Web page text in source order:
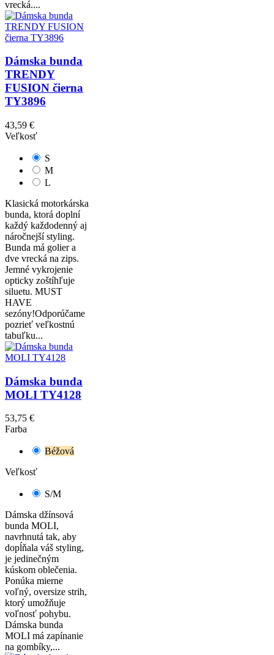
vrecká....
Dámska bunda
TRENDY
FUSION čierna
TY3896
43,59 €
Veľkosť
S
M
L
Klasická motorkárska
bunda, ktorá doplní
každý každodenný aj
náročnejší styling.
Bunda má golier a
dve vrecká na zips.
Jemné vykrojenie
opticky zoštíhľuje
siluetu. MUST
HAVE
sezóny!Odporúčame
pozrieť veľkostnú
tabuľku...
Dámska bunda
MOLI TY4128
53,75 €
Farba
Béžová
Veľkosť
S/M
Dámska džínsová
bunda MOLI,
navrhnutá tak, aby
dopĺňala váš styling,
je jedinečným
kúskom oblečenia.
Ponúka mierne
voľný, oversize strih,
ktorý umožňuje
voľnosť pohybu.
Dámska bunda
MOLI má zapínanie
na gombíky,...